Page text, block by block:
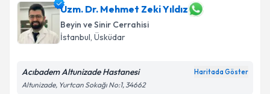
Op. Dr. Mustafa Nehir Barutiçin randevu takvimi
talebi oluşturun. Size bu uzmandan randevu almanız
için bir takvim hazırlandığında e-posta ile
bilgilendireceğiz.
Uzm. Dr. Mehmet Zeki Yıldız
Beyin ve Sinir Cerrahisi
İstanbul, Üsküdar
Acıbadem Altunizade Hastanesi Haritada Göster
Altunizade, Yurtcan Sokağı No:1, 34662